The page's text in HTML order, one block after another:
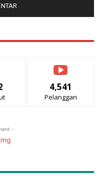
4,541
Pelanggan
-